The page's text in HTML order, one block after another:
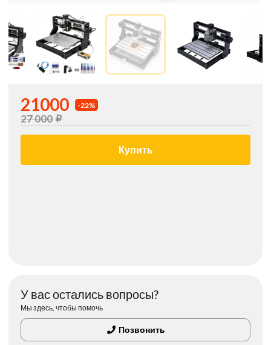
21000 -22%
27 000
Купить
У вас остались вопросы?
Мы здесь, чтобы помочь
Позвонить